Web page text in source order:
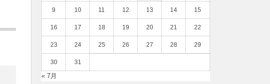
9 10 11 12 13 14 15
16 17 18 19 20 21 22
23 24 25 26 27 28 29
30 31
« 7月